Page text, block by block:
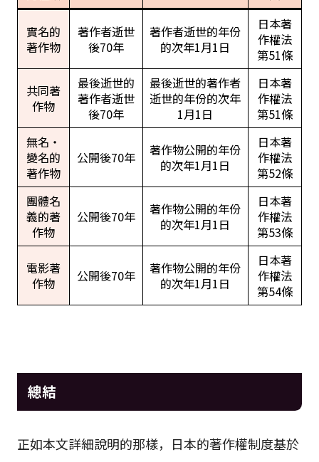
實名的
著作物
著作者逝世
後70年
著作者逝世的年份
的次年1月1日
日本著
作權法
第51條
共同著
作物
最後逝世的
著作者逝世
後70年
最後逝世的著作者
逝世的年份的次年
1月1日
日本著
作權法
第51條
無名・
變名的
著作物
公開後70年
著作物公開的年份
的次年1月1日
日本著
作權法
第52條
團體名
義的著
作物
公開後70年
著作物公開的年份
的次年1月1日
日本著
作權法
第53條
電影著
作物
公開後70年
著作物公開的年份
的次年1月1日
日本著
作權法
第54條
總結
正如本文詳細說明的那樣，日本的著作權制度基於